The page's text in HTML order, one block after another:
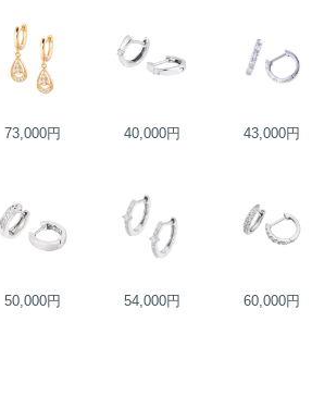
73,000円 40,000円 43,000円
50,000円 54,000円 60,000円